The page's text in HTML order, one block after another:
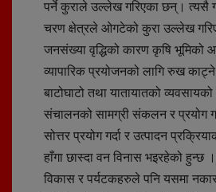
पर्ने कुराले उल्लेख गरिएका छन्। त्यसै
चरण क्षेत्रले ओगटेको कुरा उल्लेख
जनसंख्या वृद्धिको कारण कृषि भूमिको
व्यापारिक प्रयोजनको लागि रुख
बाटोघाटो तथा यातायातको
संचालनको सामग्री संकलन र प्रयोग
सोत्तर प्रयोग गर्दा र उत्पादन
हाँगा छास्दा वन विनास भइरहेको हुन्छ ।
विकास र पर्यटकहरुले पनि यसमा